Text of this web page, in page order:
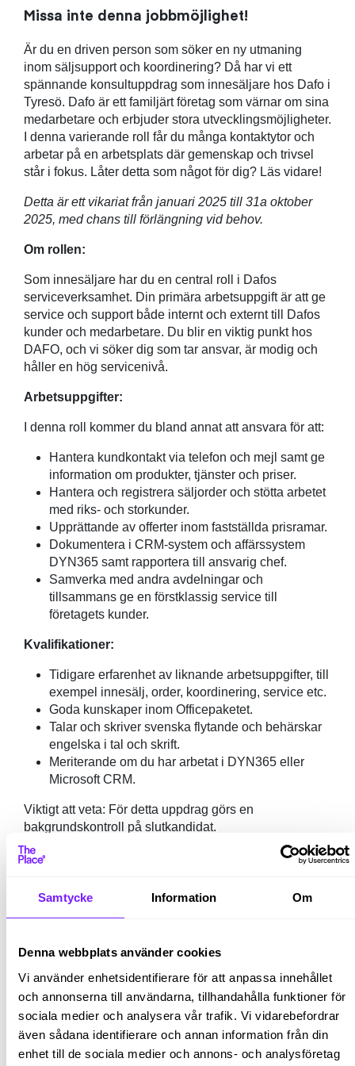
Samtycke Information Om
Denna webbplats använder cookies
Vi använder enhetsidentifierare för att anpassa innehållet
och annonserna till användarna, tillhandahålla funktioner för
sociala medier och analysera vår trafik. Vi vidarebefordrar
även sådana identifierare och annan information från din
enhet till de sociala medier och annons- och analysföretag
Missa inte denna jobbmöjlighet!
Är du en driven person som söker en ny utmaning
inom säljsupport och koordinering? Då har vi ett
spännande konsultuppdrag som innesäljare hos Dafo i
Tyresö. Dafo är ett familjärt företag som värnar om sina
medarbetare och erbjuder stora utvecklingsmöjligheter.
I denna varierande roll får du många kontaktytor och
arbetar på en arbetsplats där gemenskap och trivsel
står i fokus. Låter detta som något för dig? Läs vidare!
Detta är ett vikariat från januari 2025 till 31a oktober
2025, med chans till förlängning vid behov.
Om rollen:
Som innesäljare har du en central roll i Dafos
serviceverksamhet. Din primära arbetsuppgift är att ge
service och support både internt och externt till Dafos
kunder och medarbetare. Du blir en viktig punkt hos
DAFO, och vi söker dig som tar ansvar, är modig och
håller en hög servicenivå.
Arbetsuppgifter:
I denna roll kommer du bland annat att ansvara för att:
Hantera kundkontakt via telefon och mejl samt ge
information om produkter, tjänster och priser.
Hantera och registrera säljorder och stötta arbetet
med riks- och storkunder.
Upprättande av offerter inom fastställda prisramar.
Dokumentera i CRM-system och affärssystem
DYN365 samt rapportera till ansvarig chef.
Samverka med andra avdelningar och
tillsammans ge en förstklassig service till
företagets kunder.
Kvalifikationer:
Tidigare erfarenhet av liknande arbetsuppgifter, till
exempel innesälj, order, koordinering, service etc.
Goda kunskaper inom Officepaketet.
Talar och skriver svenska flytande och behärskar
engelska i tal och skrift.
Meriterande om du har arbetat i DYN365 eller
Microsoft CRM.
Viktigt att veta: För detta uppdrag görs en
bakgrundskontroll på slutkandidat.
Vem vi tror att du är:
positiv, lösningsorienterad och noggrann person som
gillar ordning och reda. Du motiveras av att leverera
kommunikation. Du har förmågan att se vad som
behöver göras, tar ägandeskap och känner stort
ansvar över dina arbetsuppgifter. Vidare har du lätt för
att samarbeta med alla typer av människor, är
öppensinnad och en problemlösare.
Mer om tjänsten: